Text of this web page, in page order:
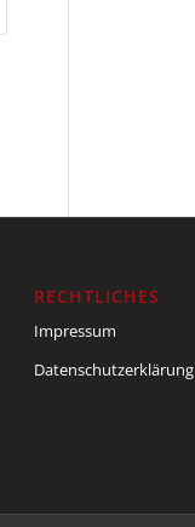
RECHTLICHES
Impressum
Datenschutzerklärung